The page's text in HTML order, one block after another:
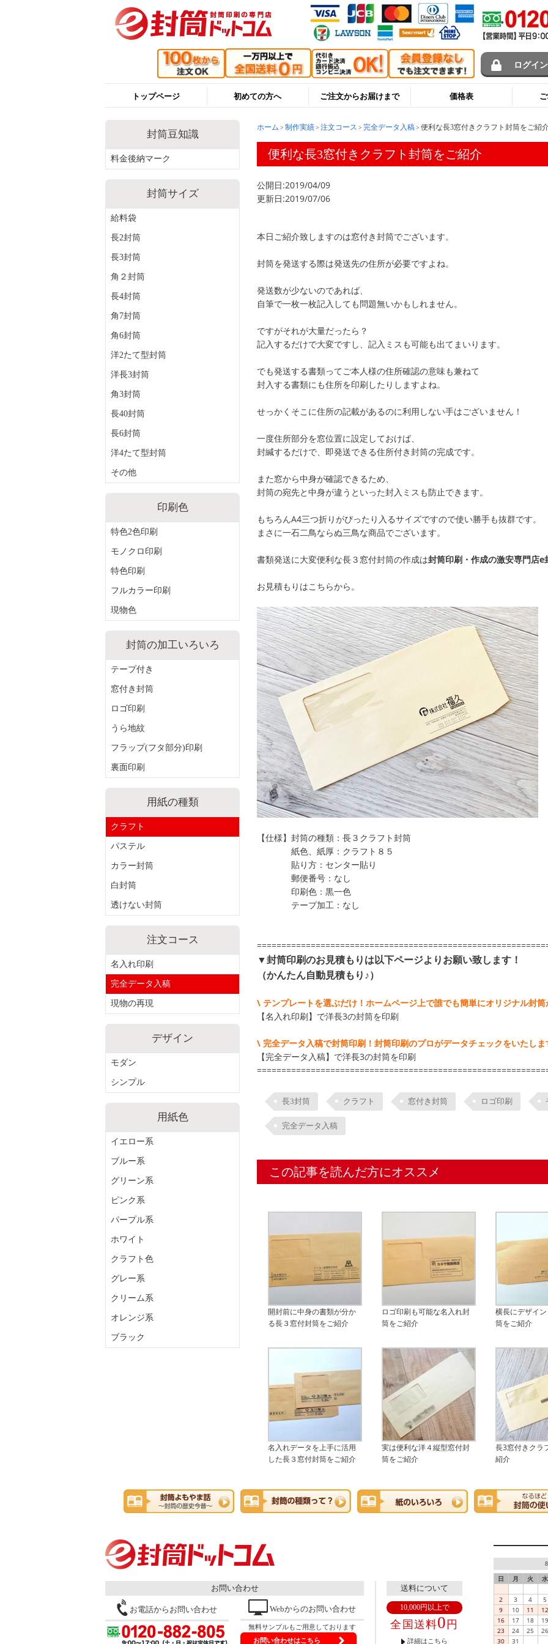
ログイン
トップページ 初めての方へ ご注文からお届けまで 価格表
ホーム 制作実績 注文コース 完全データ入稿 便利な長3窓付きクラフト封筒をご紹
便利な長3窓付きクラフト封筒をご紹介
公開日:2019/04/09
更新日:2019/07/06
本日ご紹介致しますのは窓付き封筒でございます。
封筒を発送する際は発送先の住所が必要ですよね。
発送数が少ないのであれば、
自筆で一枚一枚記入しても問題無いかもしれません。
ですがそれが大量だったら？
記入するだけで大変ですし、記入ミスも可能も出てまいります。
でも発送する書類ってご本人様の住所確認の意味も兼ねて
封入する書類にも住所を印刷したりしますよね。
せっかくそこに住所の記載があるのに利用しない手はございません！
一度住所部分を窓位置に設定しておけば、
封緘するだけで、即発送できる住所付き封筒の完成です。
また窓から中身が確認できるため、
封筒の宛先と中身が違うといった封入ミスも防止できます。
もちろんA4三つ折りがぴったり入るサイズですので使い勝手も抜群です。
まさに一石二鳥ならぬ三鳥な商品でございます。
書類発送に大変便利な長３窓付封筒の作成は封筒印刷・作成の激安専門店e
お見積もりはこちらから。
【仕様】封筒の種類：長３クラフト封筒
紙色、紙厚：クラフト８５
貼り方：センター貼り
郵便番号：なし
印刷色：黒一色
テープ加工：なし
▼封筒印刷のお見積もりは以下ページよりお願い致します！
（かんたん自動見積もり♪）
\ テンプレートを選ぶだけ！ホームページ上で誰でも簡単にオリジナル封
【名入れ印刷】で洋長3の封筒を印刷
\ 完全データ入稿で封筒印刷！封筒印刷のプロがデータチェックをいたし
【完全データ入稿】で洋長3の封筒を印刷
長3封筒 クラフト 窓付き封筒 ロゴ印刷
完全データ入稿
この記事を読んだ方にオススメ
開封前に中身の書類が分か
る長３窓付封筒をご紹介
ロゴ印刷も可能な名入れ封
筒をご紹介
横長にデザイ
筒をご紹介
名入れデータを上手に活用
した長３窓付封筒をご紹介
実は便利な洋４縦型窓付封
筒をご紹介
長3窓付きクラ
紹介
封筒豆知識
料金後納マーク
封筒サイズ
給料袋
長2封筒
長3封筒
角２封筒
長4封筒
角7封筒
角6封筒
洋2たて型封筒
洋長3封筒
角3封筒
長40封筒
長6封筒
洋4たて型封筒
その他
印刷色
特色2色印刷
モノクロ印刷
特色印刷
フルカラー印刷
現物色
封筒の加工いろいろ
テープ付き
窓付き封筒
ロゴ印刷
うら地紋
フラップ(フタ部分)印刷
裏面印刷
用紙の種類
クラフト
パステル
カラー封筒
白封筒
透けない封筒
注文コース
名入れ印刷
完全データ入稿
現物の再現
デザイン
モダン
シンプル
用紙色
イエロー系
ブルー系
グリーン系
ピンク系
パープル系
ホワイト
クラフト色
グレー系
クリーム系
オレンジ系
ブラック
お問い合わせ
お電話からお問い合わせ Webからのお問い合わせ
無料サンプルもご用意しております
お問い合わせはこちら
送料について
10,000円以上で
全国送料0 円
詳細はこちら
日 月 火 水
2
3 4 5
9
10 11 12
16
17 18 19
23
24 25 26
30
31